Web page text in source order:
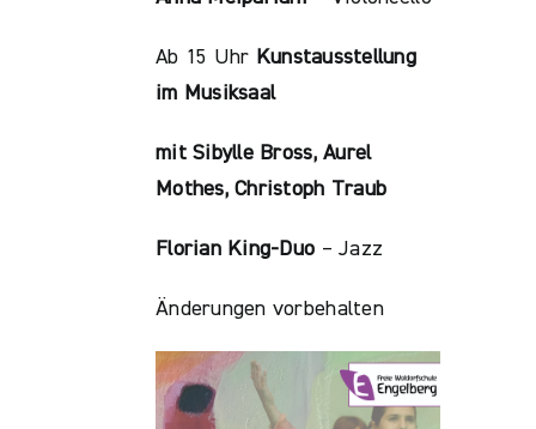
Ab 15 Uhr Kunstausstellung
im Musiksaal
mit Sibylle Bross, Aurel
Mothes, Christoph Traub
Florian King-Duo – Jazz
Änderungen vorbehalten